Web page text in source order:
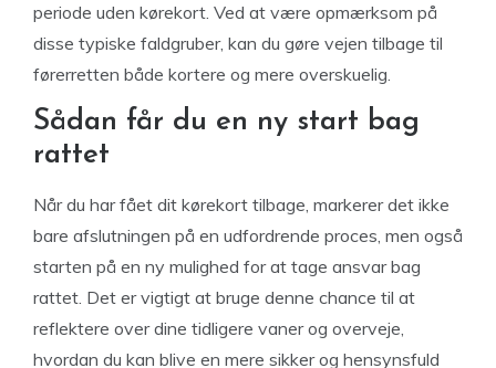
periode uden kørekort. Ved at være opmærksom på
disse typiske faldgruber, kan du gøre vejen tilbage til
førerretten både kortere og mere overskuelig.
Sådan får du en ny start bag
rattet
Når du har fået dit kørekort tilbage, markerer det ikke
bare afslutningen på en udfordrende proces, men også
starten på en ny mulighed for at tage ansvar bag
rattet. Det er vigtigt at bruge denne chance til at
reflektere over dine tidligere vaner og overveje,
hvordan du kan blive en mere sikker og hensynsfuld